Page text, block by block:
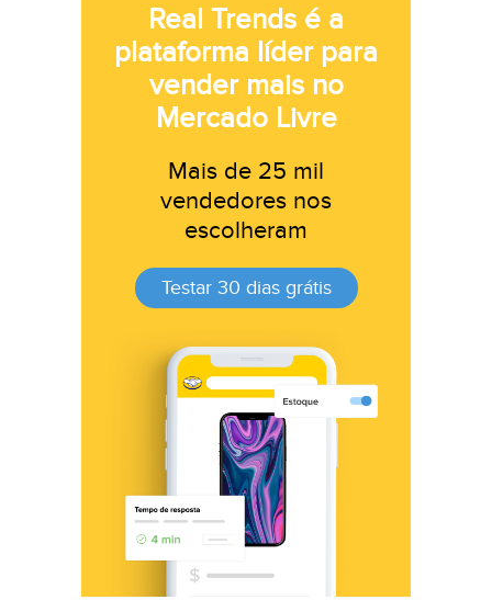
Real Trends é a
plataforma líder para
vender mais no
Mercado Livre
Mais de 25 mil
vendedores nos
escolheram
Testar 30 dias grátis